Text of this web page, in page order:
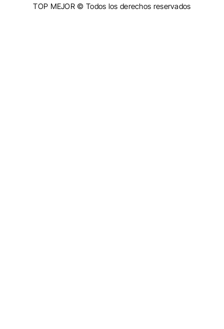
TOP MEJOR © Todos los derechos reservados